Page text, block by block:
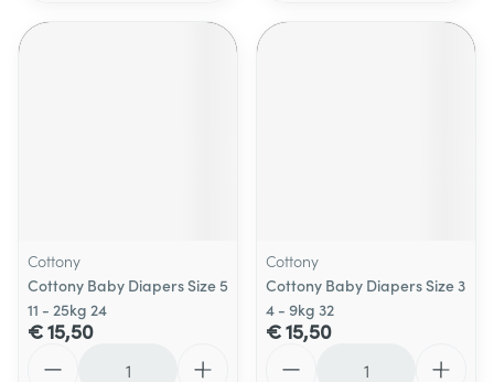
Cottony
Cottony Baby Diapers Size 5
11 - 25kg 24
€ 15,50
Cottony
Cottony Baby Diapers Size 3
4 - 9kg 32
€ 15,50